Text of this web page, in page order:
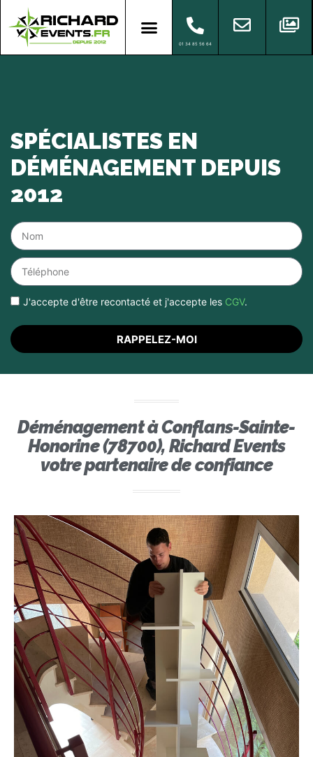
01 34 85 56 64
SPÉCIALISTES EN
DÉMÉNAGEMENT DEPUIS
2012
J'accepte d'être recontacté et j'accepte les CGV.
RAPPELEZ-MOI
Déménagement à Conflans-Sainte-
Honorine (78700), Richard Events
votre partenaire de confiance